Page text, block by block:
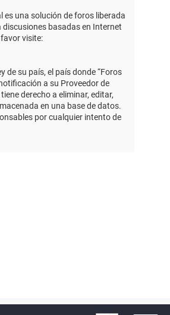
es una solución de foros liberada
basadas en Internet
visite:
su país, el país donde “Foros
a su Proveedor de
derecho a eliminar, editar,
en una base de datos.
por cualquier intento de